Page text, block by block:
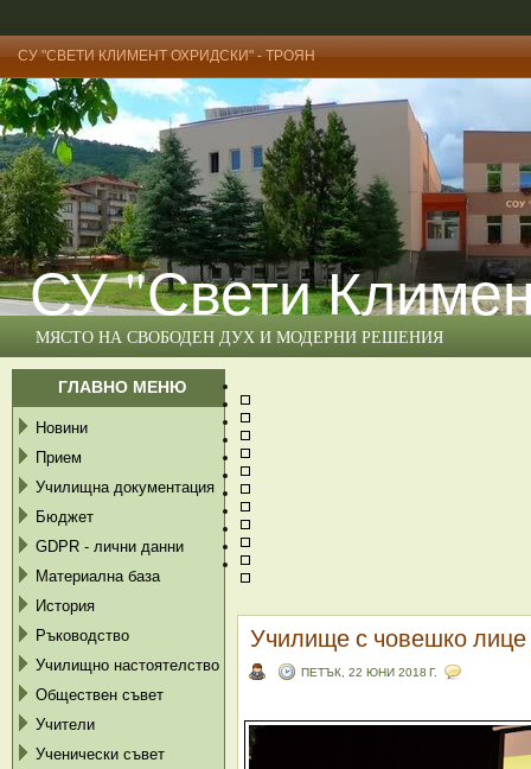
СУ "СВЕТИ КЛИМЕНТ ОХРИДСКИ" - ТРОЯН
СУ "Свети
МЯСТО НА СВОБОДЕН ДУХ И МОДЕРНИ РЕШЕНИЯ
ГЛАВНО МЕНЮ
Новини
Прием
Училищна документация
Бюджет
GDPR - лични данни
Материална база
История
Ръководство
Училищно настоятелство
Обществен съвет
Учители
Ученически съвет
Училище с човешко лице
ПЕТЪК, 22 ЮНИ 2018 Г.